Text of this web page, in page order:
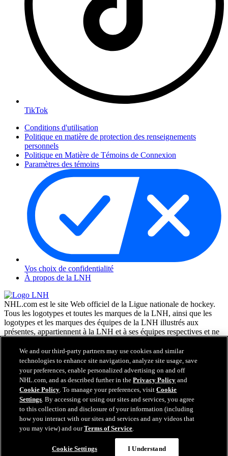
TikTok
Conditions d'utilisation
Politique en matière de protection des renseignements
personnels
Politique en Matière de Témoins de Connexion
Paramètres des témoins
Vos choix de confidentialité
À propos de la LNH
NHL.com est le site Web officiel de la Ligue nationale de hockey.
Tous les logotypes et toutes les marques de la LNH, ainsi que les
logotypes et les marques des équipes de la LNH illustrés aux
présentes, appartiennent à la LNH et à ses équipes respectives et ne
Enterprises, L.P. © LNH 2026. Tous droits réservés. Tous les
chandails d'équipe de la LNH personnalisés avec les noms des
joueurs de la LNH et leurs numéros sont officiellement sous license
de la LNH et de l'AJLNH. Le mot servant de marque Zamboni et la
configuration de la surfaceuse Zamboni sont des marques de
commerce déposées de Frank J. Zamboni & Co., Inc. © Frank J.
Zamboni & Co., Inc. 2026. Tous droits réservés. Toute autre marque
déposée ou tout droit d'auteur d'une tierce partie sont la propriété de
leurs auteurs respectifs. Tous droits réservés.
We and our third-party partners may use cookies and similar
technologies to enhance site navigation, analyze site usage, save
your preferences, enable personalized advertising on and off
NHL.com, and as described further in thePrivacy Policy and
Cookie Policy. To manage your preferences, visitCookie
Settings. By accessing or using our sites and services, you agree
to this collection and disclosure of your information (including
how you interact with our sites and services and any videos that
you may view) and ourTerms of Service.
Cookie Settings I Understand